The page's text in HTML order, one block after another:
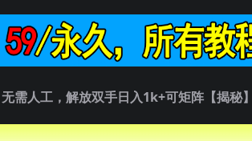
需人工，解放双手日入1k+可矩阵【揭秘】